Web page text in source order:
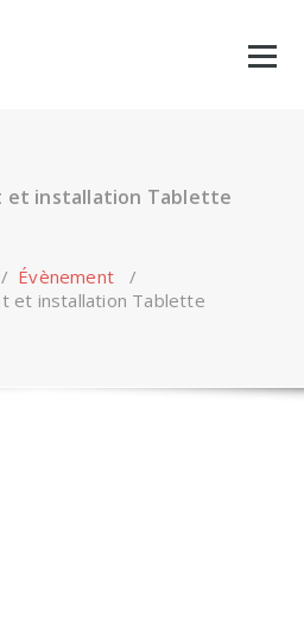
et installation Tablette
Évènement /
et installation Tablette